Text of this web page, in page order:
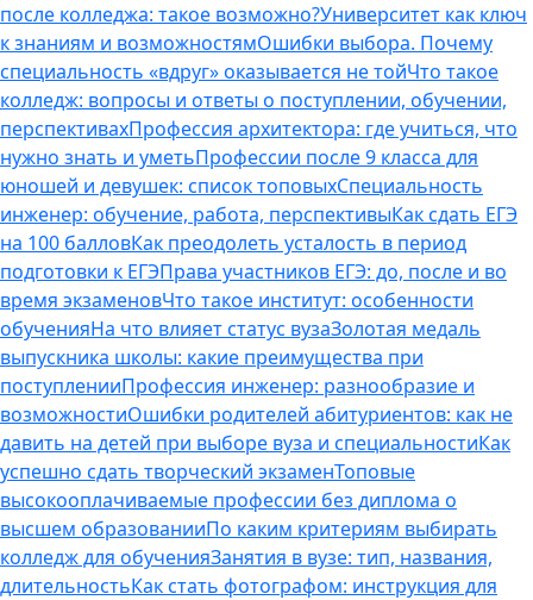
после колледжа: такое возможно?Университет как ключ
к знаниям и возможностямОшибки выбора. Почему
специальность «вдруг» оказывается не тойЧто такое
колледж: вопросы и ответы о поступлении, обучении,
перспективахПрофессия архитектора: где учиться, что
нужно знать и уметьПрофессии после 9 класса для
юношей и девушек: список топовыхСпециальность
инженер: обучение, работа, перспективыКак сдать ЕГЭ
на 100 балловКак преодолеть усталость в период
подготовки к ЕГЭПрава участников ЕГЭ: до, после и во
время экзаменовЧто такое институт: особенности
обученияНа что влияет статус вузаЗолотая медаль
выпускника школы: какие преимущества при
поступленииПрофессия инженер: разнообразие и
возможностиОшибки родителей абитуриентов: как не
давить на детей при выборе вуза и специальностиКак
успешно сдать творческий экзаменТоповые
высокооплачиваемые профессии без диплома о
высшем образованииПо каким критериям выбирать
колледж для обученияЗанятия в вузе: тип, названия,
длительностьКак стать фотографом: инструкция для